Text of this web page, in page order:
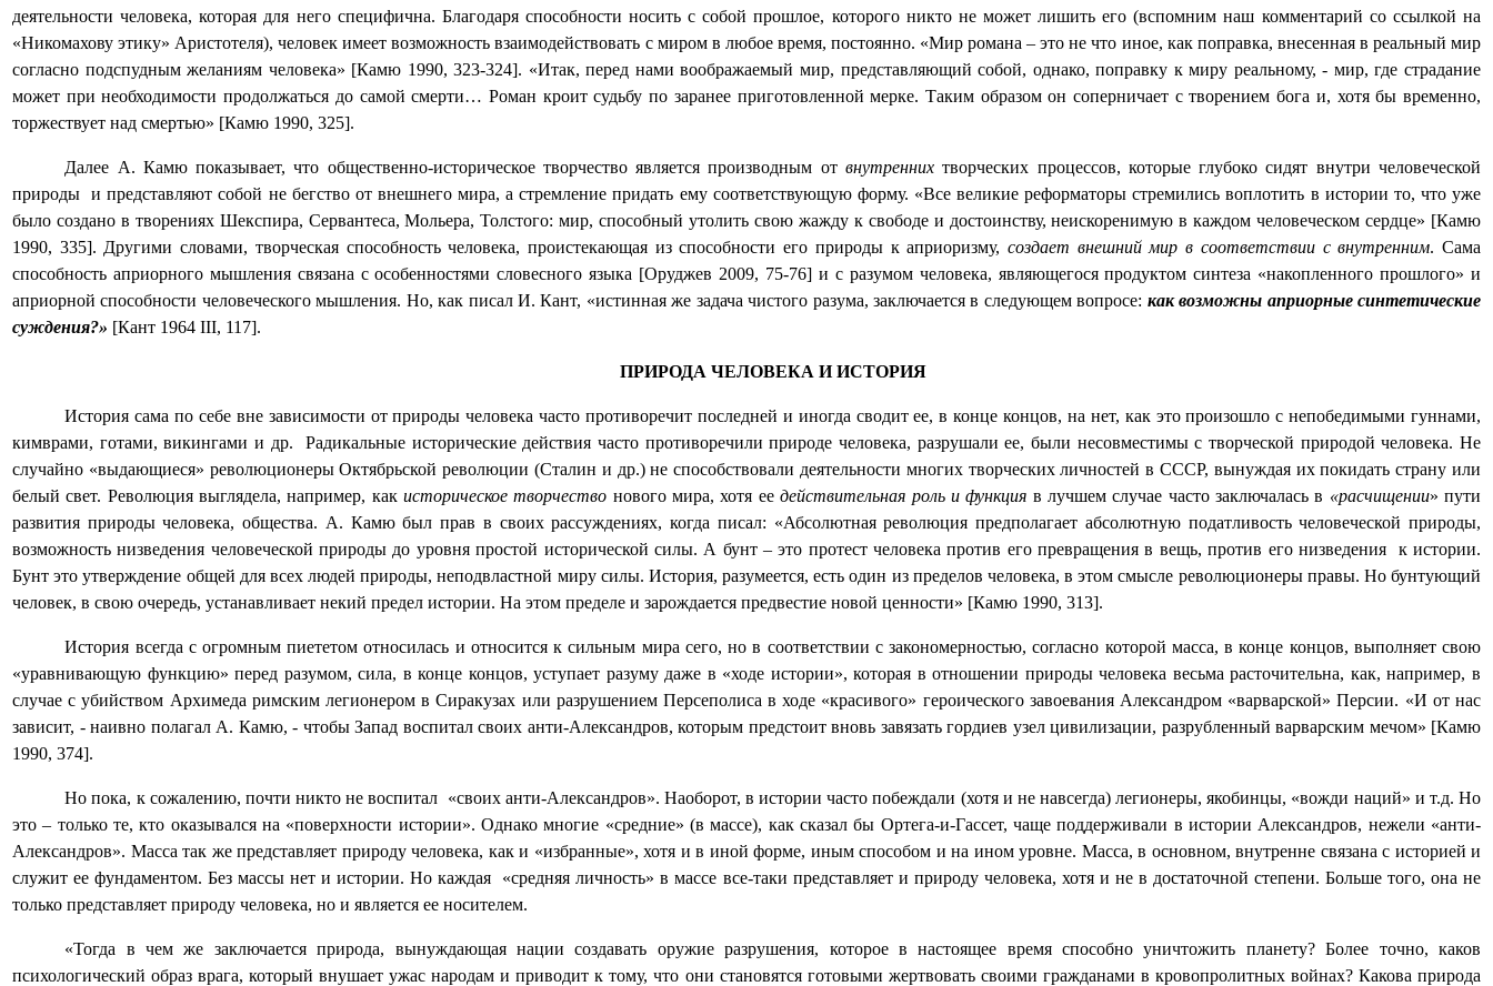
деятельности человека, которая для него специфична. Благодаря способности носить с собой прошлое, которого никто не может лишить его (вспомним наш комментарий со ссылкой на
«Никомахову этику» Аристотеля), человек имеет возможность взаимодействовать с миром в любое время, постоянно. «Мир романа – это не что иное, как поправка, внесенная в реальный мир
согласно подспудным желаниям человека» [Камю 1990, 323-324]. «Итак, перед нами воображаемый мир, представляющий собой, однако, поправку к миру реальному, - мир, где страдание
может при необходимости продолжаться до самой смерти… Роман кроит судьбу по заранее приготовленной мерке. Таким образом он соперничает с творением бога и, хотя бы временно,
торжествует над смертью» [Камю 1990, 325].
Далее А. Камю показывает, что общественно-историческое творчество является производным отвнутренних творческих процессов, которые глубоко сидят внутри человеческой
природы
и представляют собой не бегство от внешнего мира, а стремление придать ему соответствующую форму. «Все великие реформаторы стремились воплотить в истории то, что уже
было создано в творениях Шекспира, Сервантеса, Мольера, Толстого: мир, способный утолить свою жажду к свободе и достоинству, неискоренимую в каждом человеческом сердце» [Камю
1990, 335]. Другими словами, творческая способность человека, проистекающая из способности его природы к априоризму, создает внешний мир в соответствии с внутренним. Сама
способность априорного мышления связана с особенностями словесного языка [Оруджев 2009, 75-76] и с разумом человека, являющегося продуктом синтеза «накопленного прошлого» и
априорной способности человеческого мышления. Но, как писал И. Кант, «истинная же задача чистого разума, заключается в следующем вопросе: как возможны априорные синтетические
суждения?» [Кант 1964 III, 117].
ПРИРОДА ЧЕЛОВЕКА И ИСТОРИЯ
История сама по себе вне зависимости от природы человека часто противоречит последней и иногда сводит ее, в конце концов, на нет, как это произошло с непобедимыми гуннами,
кимврами, готами, викингами и др.
Радикальные исторические действия часто противоречили природе человека, разрушали ее, были несовместимы с творческой природой человека. Не
случайно «выдающиеся» революционеры Октябрьской революции (Сталин и др.) не способствовали деятельности многих творческих личностей в СССР, вынуждая их покидать страну или
белый свет. Революция выглядела, например, какисторическое творчество нового мира, хотя еедействительная роль и функция в лучшем случае часто заключалась в «расчищении» пути
развития природы человека, общества. А. Камю был прав в своих рассуждениях, когда писал: «Абсолютная революция предполагает абсолютную податливость человеческой природы,
возможность низведения человеческой природы до уровня простой исторической силы. А бунт – это протест человека против его превращения в вещь, против его низведения
к истории.
Бунт это утверждение общей для всех людей природы, неподвластной миру силы. История, разумеется, есть один из пределов человека, в этом смысле революционеры правы. Но бунтующий
человек, в свою очередь, устанавливает некий предел истории. На этом пределе и зарождается предвестие новой ценности» [Камю 1990, 313].
История всегда с огромным пиететом относилась и относится к сильным мира сего, но в соответствии с закономерностью, согласно которой масса, в конце концов, выполняет свою
«уравнивающую функцию» перед разумом, сила, в конце концов, уступает разуму даже в «ходе истории», которая в отношении природы человека весьма расточительна, как, например, в
случае с убийством Архимеда римским легионером в Сиракузах или разрушением Персеполиса в ходе «красивого» героического завоевания Александром «варварской» Персии. «И от нас
зависит, - наивно полагал А. Камю, - чтобы Запад воспитал своих анти-Александров, которым предстоит вновь завязать гордиев узел цивилизации, разрубленный варварским мечом» [Камю
1990, 374].
Но пока, к сожалению, почти никто не воспитал «своих анти-Александров». Наоборот, в истории часто побеждали (хотя и не навсегда) легионеры, якобинцы, «вожди наций» и т.д. Но
это – только те, кто оказывался на «поверхности истории». Однако многие «средние» (в массе), как сказал бы Ортега-и-Гассет, чаще поддерживали в истории Александров, нежели «анти-
Александров». Масса так же представляет природу человека, как и «избранные», хотя и в иной форме, иным способом и на ином уровне. Масса, в основном, внутренне связана с историей и
служит ее фундаментом. Без массы нет и истории. Но каждая
«средняя личность» в массе все-таки представляет и природу человека, хотя и не в достаточной степени. Больше того, она не
только представляет природу человека, но и является ее носителем.
«Тогда в чем же заключается природа, вынуждающая нации создавать оружие разрушения, которое в настоящее время способно уничтожить планету? Более точно, каков
психологический образ врага, который внушает ужас народам и приводит к тому, что они становятся готовыми жертвовать своими гражданами в кровопролитных войнах? Какова природа